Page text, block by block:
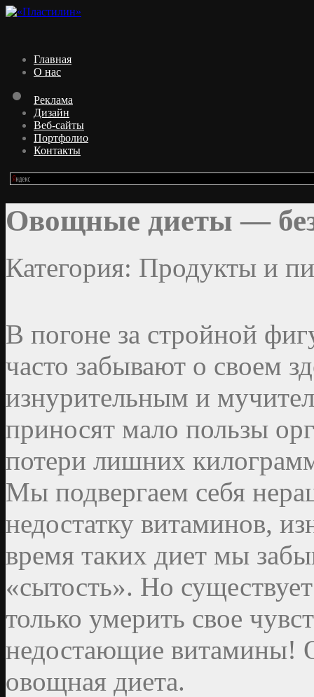
Главная
О нас
Реклама
Дизайн
Веб-сайты
Портфолио
Контакты
Овощные диеты —
Категория: Продукты и
В погоне за стройной
часто забывают о своем
изнурительным и
приносят мало пользы
потери лишних
Мы подвергаем себя
недостатку витаминов,
время таких диет мы
«сытость». Но
только умерить свое
недостающие витамины!
овощная диета.